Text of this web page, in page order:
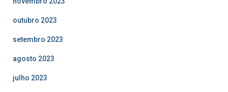
outubro 2023
setembro 2023
agosto 2023
julho 2023